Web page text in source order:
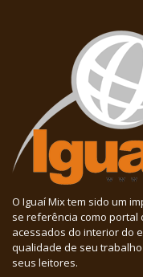
O Iguaí Mix tem sido um
se referência como portal
acessados do interior do
qualidade de seu
seus leitores.